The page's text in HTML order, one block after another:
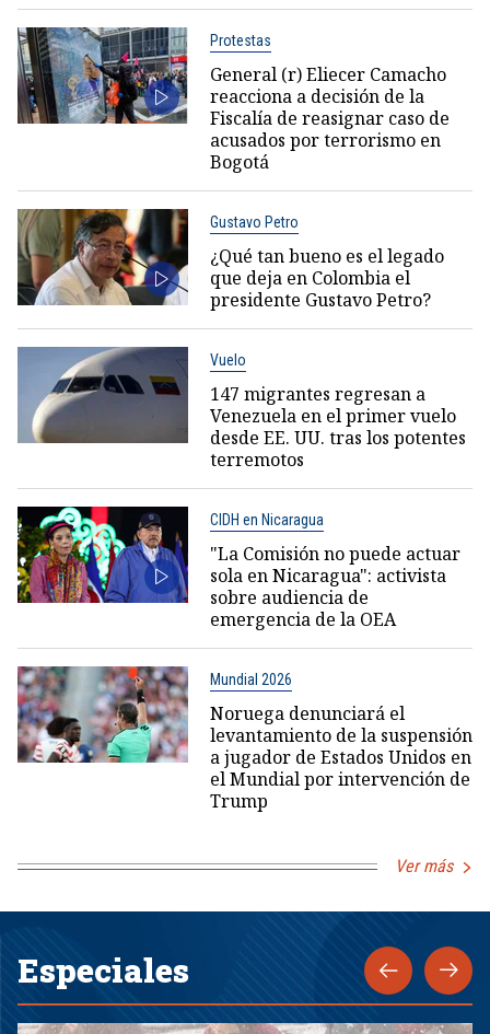
Protestas
General (r) Eliecer Camacho
reacciona a decisión de la
Fiscalía de reasignar caso de
acusados por terrorismo en
Bogotá
Gustavo Petro
¿Qué tan bueno es el legado
que deja en Colombia el
presidente Gustavo Petro?
Vuelo
147 migrantes regresan a
Venezuela en el primer vuelo
desde EE. UU. tras los potentes
terremotos
CIDH en Nicaragua
"La Comisión no puede actuar
sola en Nicaragua": activista
sobre audiencia de
emergencia de la OEA
Mundial 2026
Noruega denunciará el
levantamiento de la suspensión
a jugador de Estados Unidos en
el Mundial por intervención de
Trump
Ver más
Especiales